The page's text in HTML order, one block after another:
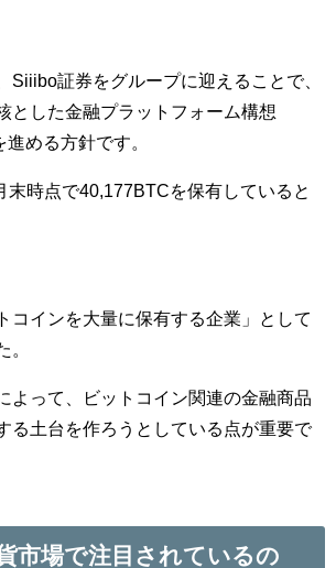
Siiibo証券をグループに迎えることで、
とした金融プラットフォーム構想
進める方針です。
末時点で40,177BTCを保有していると
コインを大量に保有する企業」として
。
よって、ビットコイン関連の金融商品
る土台を作ろうとしている点が重要で
市場で注目されているの